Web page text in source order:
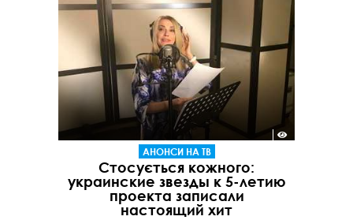
АНОНСИ НА ТВ
Стосується кожного:
украинские звезды к 5-летию
проекта записали
настоящий хит